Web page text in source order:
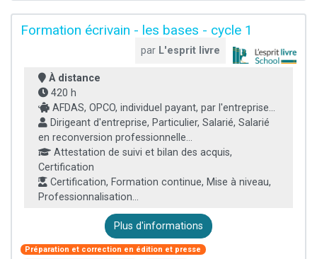
Formation écrivain - les bases - cycle 1
par L'esprit livre
À distance
420 h
AFDAS, OPCO, individuel payant, par l'entreprise...
Dirigeant d'entreprise, Particulier, Salarié, Salarié
en reconversion professionnelle...
Attestation de suivi et bilan des acquis,
Certification
Certification, Formation continue, Mise à niveau,
Professionnalisation...
Plus d'informations
Préparation et correction en édition et presse